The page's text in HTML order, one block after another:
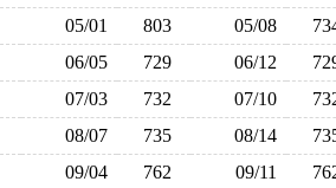
05/01 803 05/08
06/05 729 06/12
07/03 732 07/10
08/07 735 08/14
09/04 762 09/11